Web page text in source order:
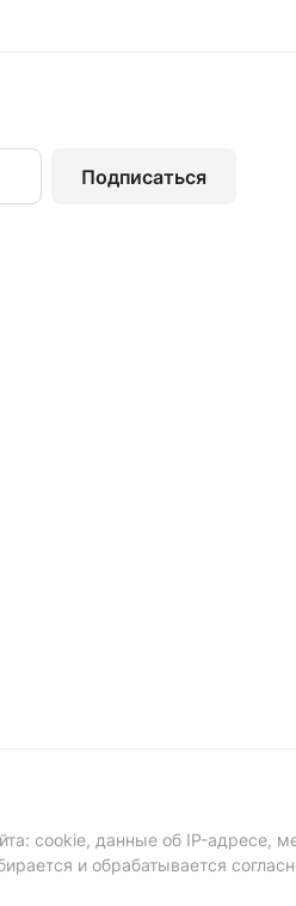
Подписаться
cookie, данные об IP-адресе,
и обрабатывается